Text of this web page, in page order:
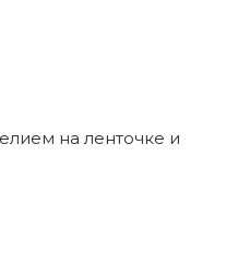
на ленточке и